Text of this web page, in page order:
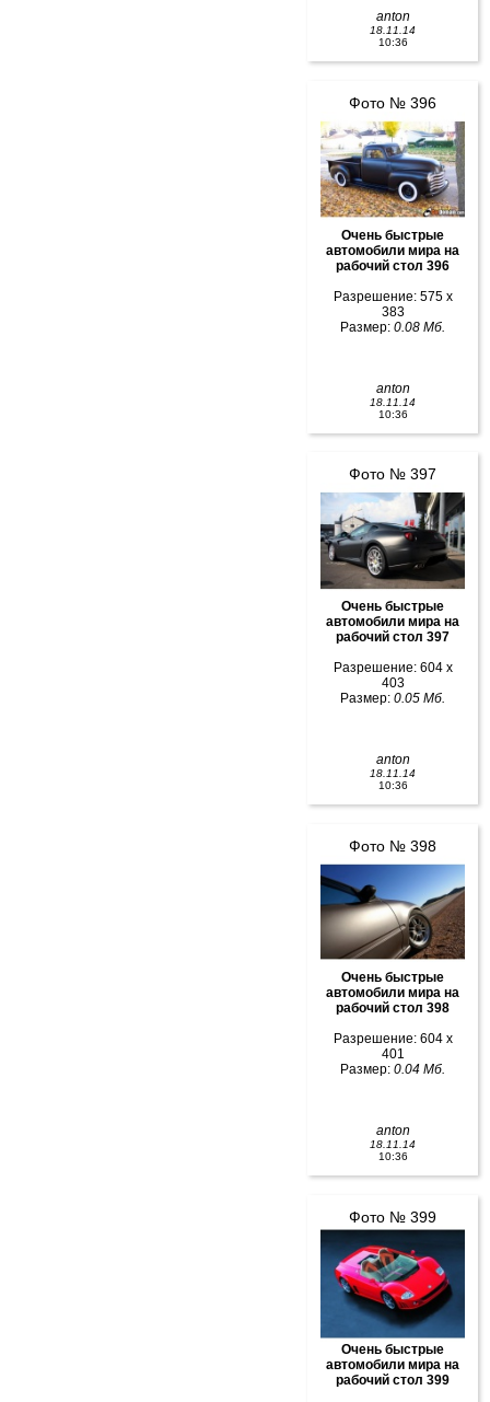
anton
18.11.14
10:36
Фото № 396
Очень быстрые
автомобили мира на
рабочий стол 396
Разрешение: 575 x
383
Размер: 0.08 Мб.
anton
18.11.14
10:36
Фото № 397
Очень быстрые
автомобили мира на
рабочий стол 397
Разрешение: 604 x
403
Размер: 0.05 Мб.
anton
18.11.14
10:36
Фото № 398
Очень быстрые
автомобили мира на
рабочий стол 398
Разрешение: 604 x
401
Размер: 0.04 Мб.
anton
18.11.14
10:36
Фото № 399
Очень быстрые
автомобили мира на
рабочий стол 399